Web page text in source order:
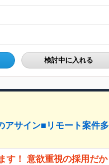
検討中に入れる
アサイン■リモート案件多
す！ 意欲重視の採用だか